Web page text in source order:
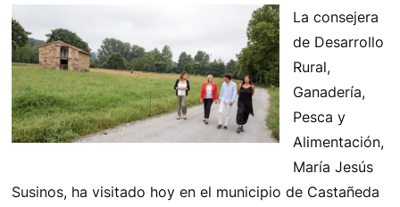
La consejera
de Desarrollo
Rural,
Ganadería,
Pesca y
Alimentación,
María Jesús
Susinos, ha visitado hoy en el municipio de Castañeda